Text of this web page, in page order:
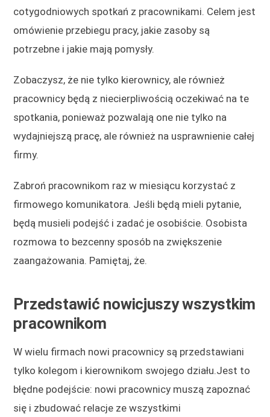
cotygodniowych spotkań z pracownikami. Celem jest
omówienie przebiegu pracy, jakie zasoby są
potrzebne i jakie mają pomysły.
Zobaczysz, że nie tylko kierownicy, ale również
pracownicy będą z niecierpliwością oczekiwać na te
spotkania, ponieważ pozwalają one nie tylko na
wydajniejszą pracę, ale również na usprawnienie całej
firmy.
Zabroń pracownikom raz w miesiącu korzystać z
firmowego komunikatora. Jeśli będą mieli pytanie,
będą musieli podejść i zadać je osobiście. Osobista
rozmowa to bezcenny sposób na zwiększenie
zaangażowania. Pamiętaj, że.
Przedstawić nowicjuszy wszystkim
pracownikom
W wielu firmach nowi pracownicy są przedstawiani
tylko kolegom i kierownikom swojego działu.Jest to
błędne podejście: nowi pracownicy muszą zapoznać
się i zbudować relacje ze wszystkimi